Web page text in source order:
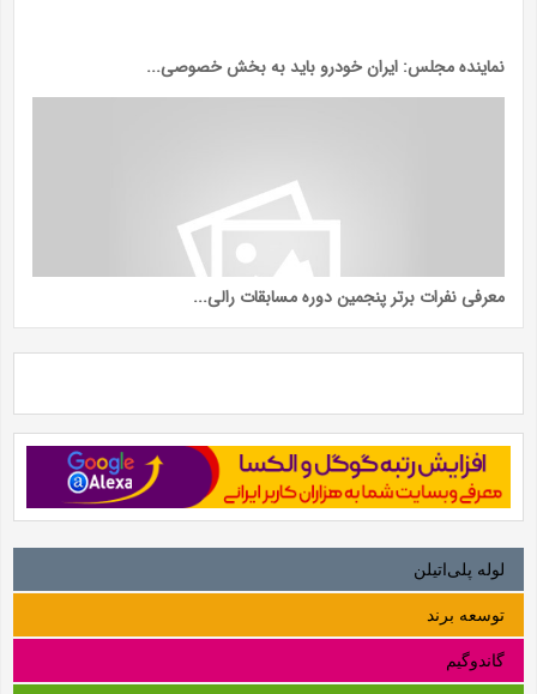
نماینده مجلس: ایران خودرو باید به بخش خصوصی...
معرفی نفرات برتر پنجمین دوره مسابقات رالی...
لوله‌ پلی‌اتیلن
توسعه برند
گاندوگیم